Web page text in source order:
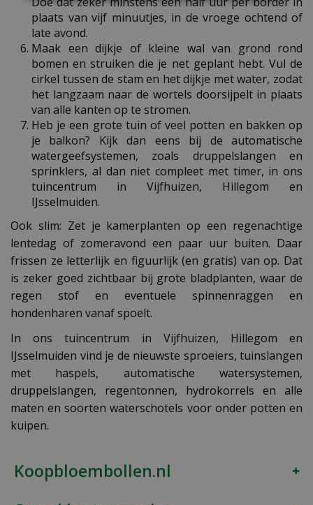
plaats van vijf minuutjes, in de vroege ochtend of
late avond.
Maak een dijkje of kleine wal van grond rond
bomen en struiken die je net geplant hebt. Vul de
cirkel tussen de stam en het dijkje met water, zodat
het langzaam naar de wortels doorsijpelt in plaats
van alle kanten op te stromen.
Heb je een grote tuin of veel potten en bakken op
je balkon? Kijk dan eens bij de automatische
watergeefsystemen, zoals druppelslangen en
sprinklers, al dan niet compleet met timer, in ons
tuincentrum in Vijfhuizen, Hillegom en
IJsselmuiden.
Ook slim: Zet je kamerplanten op een regenachtige
lentedag of zomeravond een paar uur buiten. Daar
frissen ze letterlijk en figuurlijk (en gratis) van op. Dat
is zeker goed zichtbaar bij grote bladplanten, waar de
regen stof en eventuele spinnenraggen en
hondenharen vanaf spoelt.
In ons tuincentrum in Vijfhuizen, Hillegom en
IJsselmuiden vind je de nieuwste sproeiers, tuinslangen
met haspels, automatische watersystemen,
druppelslangen, regentonnen, hydrokorrels en alle
maten en soorten waterschotels voor onder potten en
kuipen.
Koopbloembollen.nl